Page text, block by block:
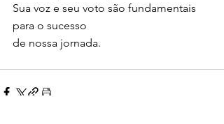
Sua voz e seu voto são fundamentais
para o sucesso
de nossa jornada.